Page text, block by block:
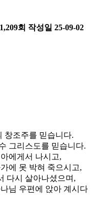
1,209회 작성일 25-09-02
창조주를 믿습니다.
그리스도를 믿습니다.
에게서 나시고,
에 못 박혀 죽으시고,
다시 살아나셨으며,
님 우편에 앉아 계시다